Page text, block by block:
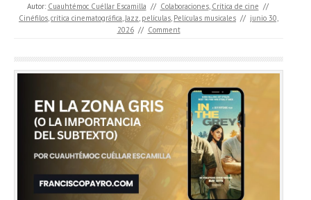
Autor: Cuauhtémoc Cuéllar Escamilla // Colaboraciones, Crítica de cine //
Cinéfilos crítica cinematográfica Jazz películas Películas musicales // junio 30,
2026 // Comment